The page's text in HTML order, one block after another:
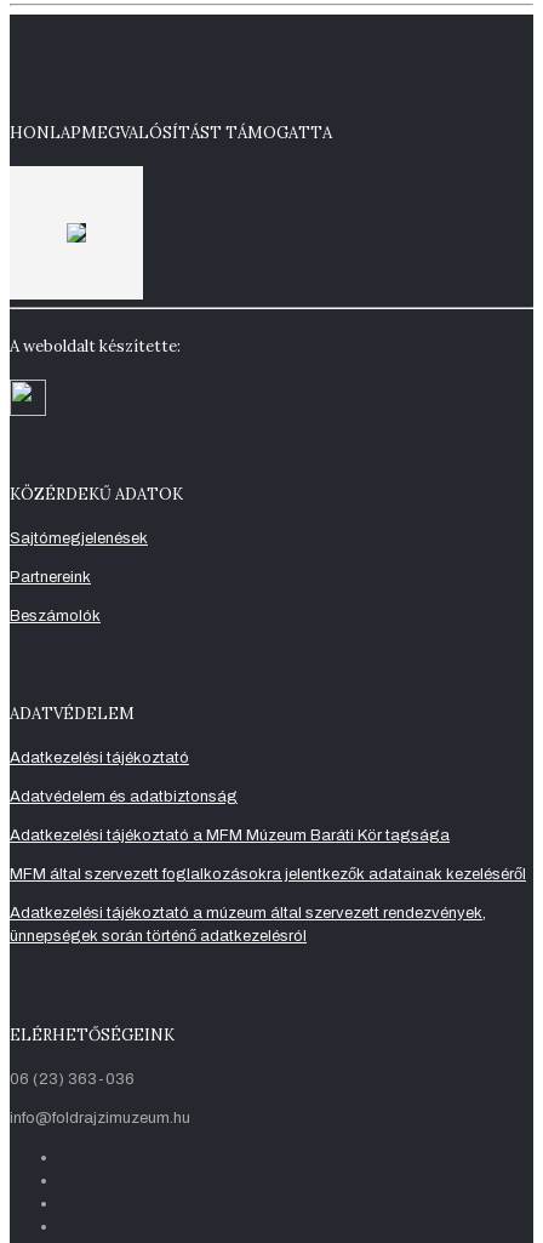
HONLAPMEGVALÓSÍTÁST TÁMOGATTA
A weboldalt készítette:
KÖZÉRDEKŰ ADATOK
Sajtómegjelenések
Partnereink
Beszámolók
ADATVÉDELEM
Adatkezelési tájékoztató
Adatvédelem és adatbiztonság
Adatkezelési tájékoztató a MFM Múzeum Baráti Kör tagsága
MFM által szervezett foglalkozásokra jelentkezők adatainak kezeléséről
Adatkezelési tájékoztató a múzeum által szervezett rendezvények,
ünnepségek során történő adatkezelésról
ELÉRHETŐSÉGEINK
06 (23) 363-036
info@foldrajzimuzeum.hu